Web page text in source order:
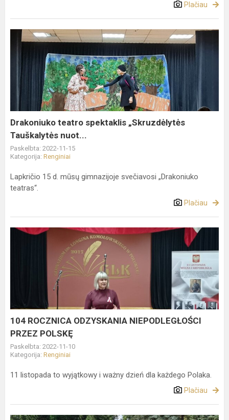
Plačiau
Drakoniuko
teatro
spektaklis
„Skruzdėlytės
Tauškalytės
nuot...
Drakoniuko teatro spektaklis „Skruzdėlytės
Tauškalytės nuot...
Paskelbta: 2022-11-15
Kategorija: Renginiai
Lapkričio 15 d. mūsų gimnazijoje svečiavosi „Drakoniuko
teatras“.
Plačiau
104
ODZYSKANIA
NIEPODLEGŁOŚCI
104 ROCZNICA ODZYSKANIA NIEPODLEGŁOŚCI
PRZEZ POLSKĘ
Paskelbta: 2022-11-10
Kategorija: Renginiai
11 listopada to wyjątkowy i ważny dzień dla każdego Polaka.
Plačiau